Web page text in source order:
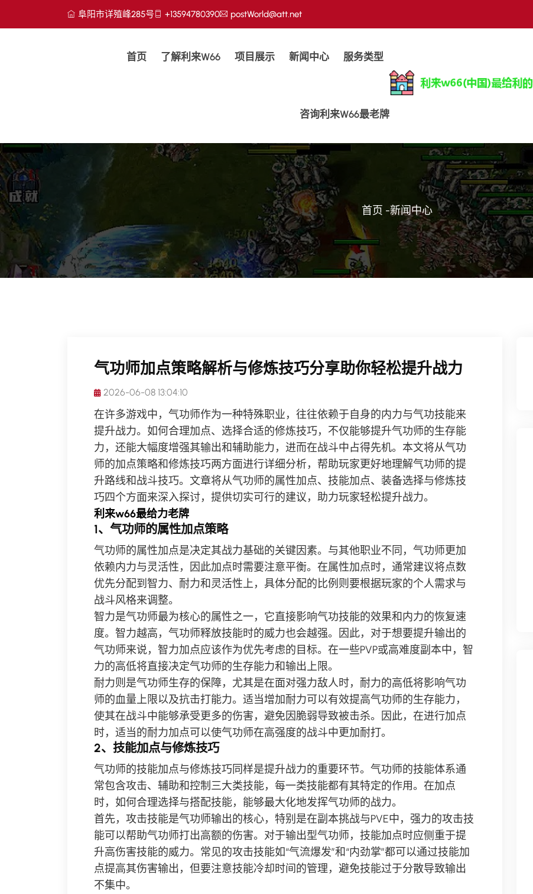
阜阳市详殖峰285号 +13594780390 postWorld@att.net
首页 了解利来w66 项目展示 新闻中心 服务类型
咨询利来w66最老牌
首页 -新闻中心
气功师加点策略解析与修炼技巧分享助你轻松提升战力
2026-06-08 13:04:10
在许多游戏中，气功师作为一种特殊职业，往往依赖于自身的内力与气功技能来
提升战力。如何合理加点、选择合适的修炼技巧，不仅能够提升气功师的生存能
力，还能大幅度增强其输出和辅助能力，进而在战斗中占得先机。本文将从气功
师的加点策略和修炼技巧两方面进行详细分析，帮助玩家更好地理解气功师的提
升路线和战斗技巧。文章将从气功师的属性加点、技能加点、装备选择与修炼技
巧四个方面来深入探讨，提供切实可行的建议，助力玩家轻松提升战力。
利来w66最给力老牌
1、气功师的属性加点策略
气功师的属性加点是决定其战力基础的关键因素。与其他职业不同，气功师更加
依赖内力与灵活性，因此加点时需要注意平衡。在属性加点时，通常建议将点数
优先分配到智力、耐力和灵活性上，具体分配的比例则要根据玩家的个人需求与
战斗风格来调整。
智力是气功师最为核心的属性之一，它直接影响气功技能的效果和内力的恢复速
度。智力越高，气功师释放技能时的威力也会越强。因此，对于想要提升输出的
气功师来说，智力加点应该作为优先考虑的目标。在一些PVP或高难度副本中，智
力的高低将直接决定气功师的生存能力和输出上限。
耐力则是气功师生存的保障，尤其是在面对强力敌人时，耐力的高低将影响气功
师的血量上限以及抗击打能力。适当增加耐力可以有效提高气功师的生存能力，
使其在战斗中能够承受更多的伤害，避免因脆弱导致被击杀。因此，在进行加点
时，适当的耐力加点可以使气功师在高强度的战斗中更加耐打。
2、技能加点与修炼技巧
气功师的技能加点与修炼技巧同样是提升战力的重要环节。气功师的技能体系通
常包含攻击、辅助和控制三大类技能，每一类技能都有其特定的作用。在加点
时，如何合理选择与搭配技能，能够最大化地发挥气功师的战力。
首先，攻击技能是气功师输出的核心，特别是在副本挑战与PVE中，强力的攻击技
能可以帮助气功师打出高额的伤害。对于输出型气功师，技能加点时应侧重于提
升高伤害技能的威力。常见的攻击技能如“气流爆发”和“内劲掌”都可以通过技能加
点提高其伤害输出，但要注意技能冷却时间的管理，避免技能过于分散导致输出
不集中。